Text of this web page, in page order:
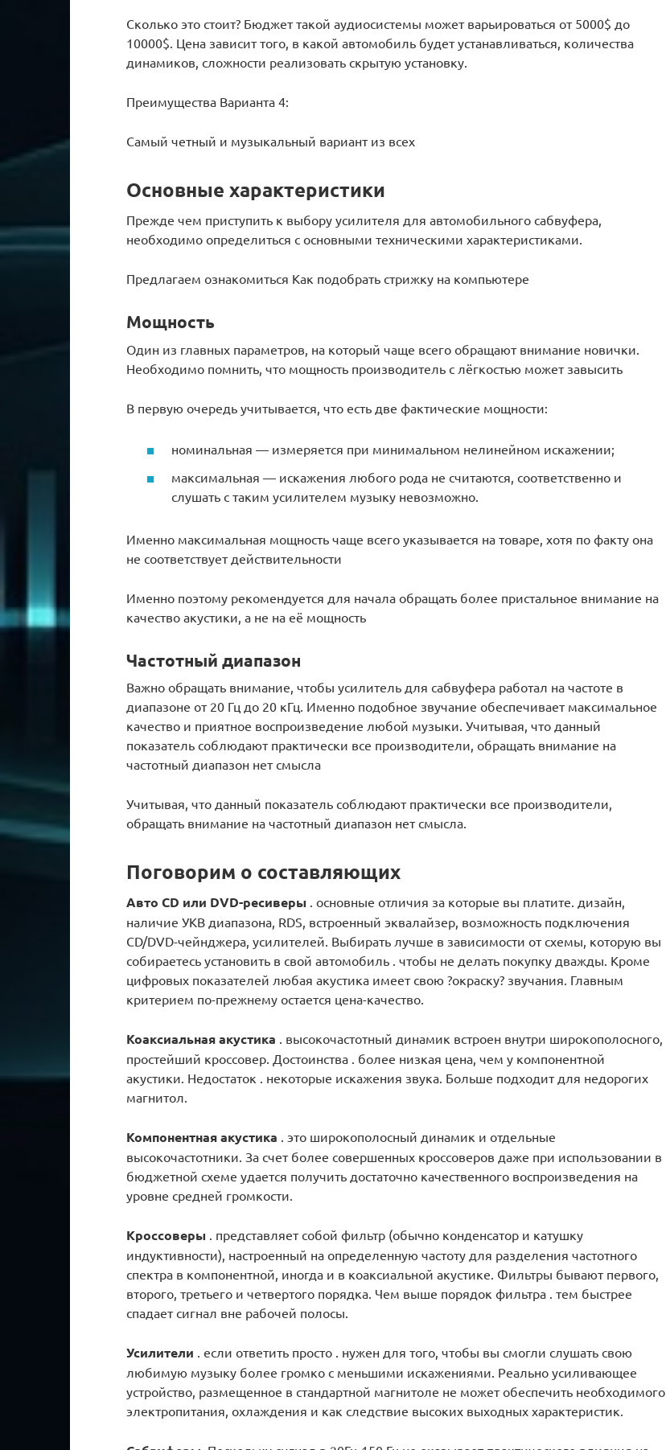
Сколько это стоит? Бюджет такой аудиосистемы может варьироваться от 5000$ до
10000$. Цена зависит того, в какой автомобиль будет устанавливаться, количества
динамиков, сложности реализовать скрытую установку.
Преимущества Варианта 4:
Самый четный и музыкальный вариант из всех
Основные характеристики
Прежде чем приступить к выбору усилителя для автомобильного сабвуфера,
необходимо определиться с основными техническими характеристиками.
Предлагаем ознакомиться Как подобрать стрижку на компьютере
Мощность
Один из главных параметров, на который чаще всего обращают внимание новички.
Необходимо помнить, что мощность производитель с лёгкостью может завысить
В первую очередь учитывается, что есть две фактические мощности:
номинальная — измеряется при минимальном нелинейном искажении;
максимальная — искажения любого рода не считаются, соответственно и
слушать с таким усилителем музыку невозможно.
Именно максимальная мощность чаще всего указывается на товаре, хотя по факту она
не соответствует действительности
Именно поэтому рекомендуется для начала обращать более пристальное внимание на
качество акустики, а не на её мощность
Частотный диапазон
Важно обращать внимание, чтобы усилитель для сабвуфера работал на частоте в
диапазоне от 20 Гц до 20 кГц. Именно подобное звучание обеспечивает максимальное
качество и приятное воспроизведение любой музыки. Учитывая, что данный
показатель соблюдают практически все производители, обращать внимание на
частотный диапазон нет смысла
Учитывая, что данный показатель соблюдают практически все производители,
обращать внимание на частотный диапазон нет смысла.
Поговорим о составляющих
Авто CD или DVD-ресиверы . основные отличия за которые вы платите. дизайн,
наличие УКВ диапазона, RDS, встроенный эквалайзер, возможность подключения
CD/DVD-чейнджера, усилителей. Выбирать лучше в зависимости от схемы, которую вы
собираетесь установить в свой автомобиль . чтобы не делать покупку дважды. Кроме
цифровых показателей любая акустика имеет свою ?окраску? звучания. Главным
критерием по-прежнему остается цена-качество.
Коаксиальная акустика . высокочастотный динамик встроен внутри широкополосного,
простейший кроссовер. Достоинства . более низкая цена, чем у компонентной
акустики. Недостаток . некоторые искажения звука. Больше подходит для недорогих
магнитол.
Компонентная акустика . это широкополосный динамик и отдельные
высокочастотники. За счет более совершенных кроссоверов даже при использовании в
бюджетной схеме удается получить достаточно качественного воспроизведения на
уровне средней громкости.
Кроссоверы . представляет собой фильтр (обычно конденсатор и катушку
индуктивности), настроенный на определенную частоту для разделения частотного
спектра в компонентной, иногда и в коаксиальной акустике. Фильтры бывают первого,
второго, третьего и четвертого порядка. Чем выше порядок фильтра . тем быстрее
спадает сигнал вне рабочей полосы.
Усилители . если ответить просто . нужен для того, чтобы вы смогли слушать свою
любимую музыку более громко с меньшими искажениями. Реально усиливающее
устройство, размещенное в стандартной магнитоле не может обеспечить необходимого
электропитания, охлаждения и как следствие высоких выходных характеристик.